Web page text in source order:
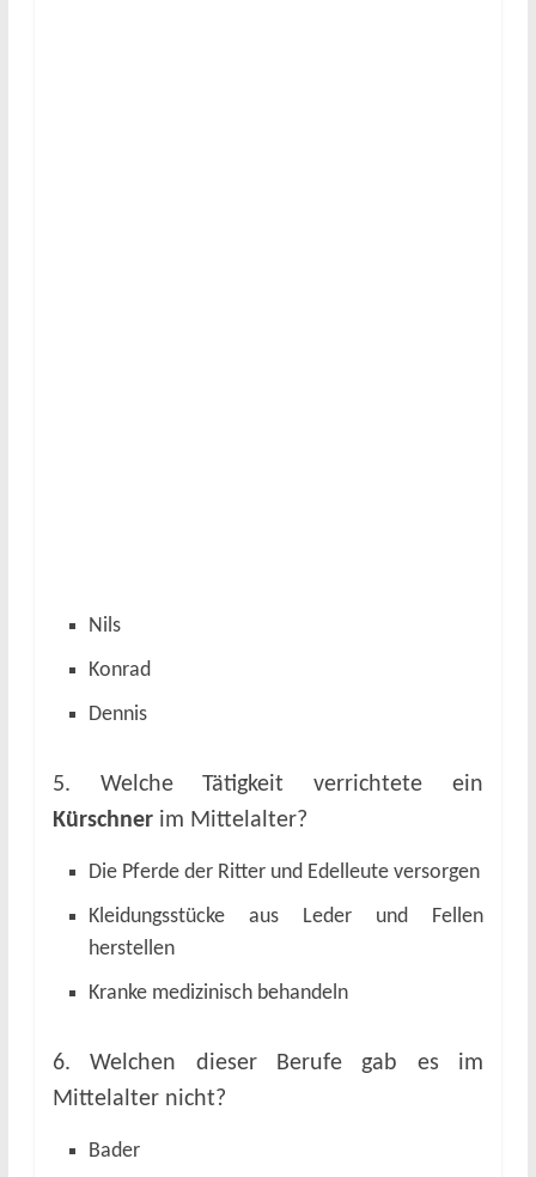
Nils
Konrad
Dennis
5. Welche Tätigkeit verrichtete ein
Kürschner im Mittelalter?
Die Pferde der Ritter und Edelleute versorgen
Kleidungsstücke aus Leder und Fellen
herstellen
Kranke medizinisch behandeln
6. Welchen dieser Berufe gab es im
Mittelalter nicht?
Bader